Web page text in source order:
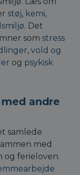
støj, kemi,
. Det
som stress
, vold og
og psykisk
andre
samlede
med
ferieloven.